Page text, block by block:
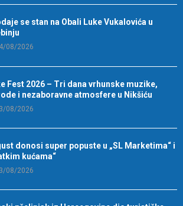
se stan na Obali Luke Vukalovića u
08/2026
Fest 2026 – Tri dana vrhunske muzike,
i nezaboravne atmosfere u Nikšiću
08/2026
donosi super popuste u „SL Marketima“ i
kućama“
08/2026